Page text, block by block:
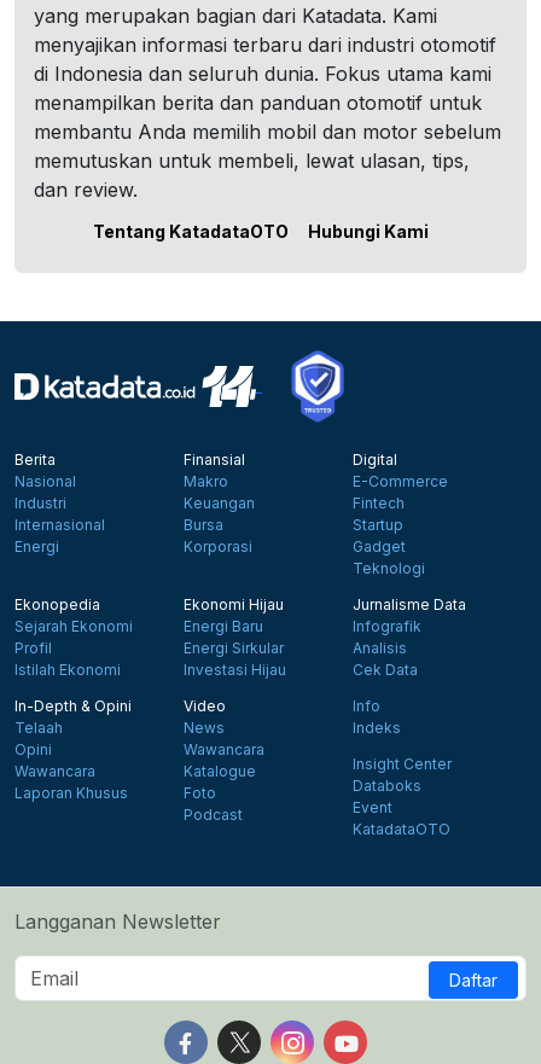
yang merupakan bagian dari Katadata. Kami
menyajikan informasi terbaru dari industri otomotif
di Indonesia dan seluruh dunia. Fokus utama kami
menampilkan berita dan panduan otomotif untuk
membantu Anda memilih mobil dan motor sebelum
memutuskan untuk membeli, lewat ulasan, tips,
dan review.
Tentang KatadataOTO Hubungi Kami
Berita
Nasional
Industri
Internasional
Energi
Finansial
Makro
Keuangan
Bursa
Korporasi
Digital
E-Commerce
Fintech
Startup
Gadget
Teknologi
Ekonopedia
Sejarah Ekonomi
Profil
Istilah Ekonomi
Ekonomi Hijau
Energi Baru
Energi Sirkular
Investasi Hijau
Jurnalisme Data
Infografik
Analisis
Cek Data
In-Depth & Opini
Telaah
Opini
Wawancara
Laporan Khusus
Video
News
Wawancara
Katalogue
Foto
Podcast
Info
Indeks
Insight Center
Databoks
Event
KatadataOTO
Langganan Newsletter
Daftar
Follow us on Facebook
Follow us on X
Follow us on Instagram
Follow us on